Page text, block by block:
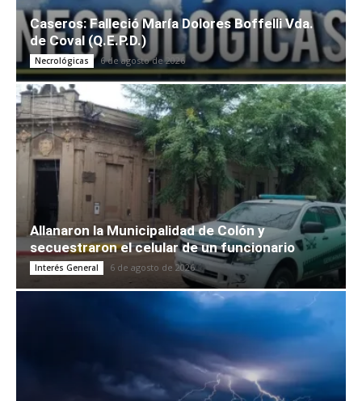
Caseros: Falleció María Dolores Boffelli Vda.
de Coval (Q.E.P.D.)
Necrológicas 6 de agosto de 2026
Allanaron la Municipalidad de Colón y
secuestraron el celular de un funcionario
Interés General 6 de agosto de 2026